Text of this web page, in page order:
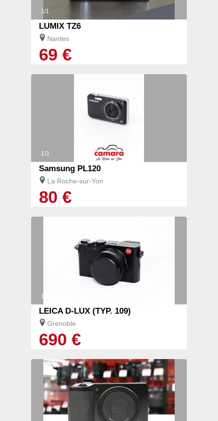
1/1
LUMIX TZ6
Nantes
69 €
1/3
Samsung PL120
La Roche-sur-Yon
80 €
1/3
LEICA D-LUX (TYP. 109)
Grenoble
690 €